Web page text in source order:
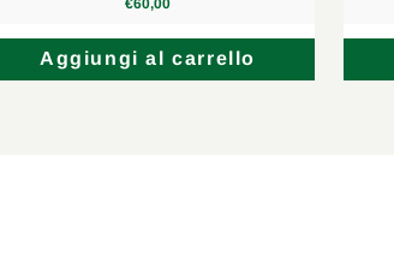
€60,00
Aggiungi al carrello